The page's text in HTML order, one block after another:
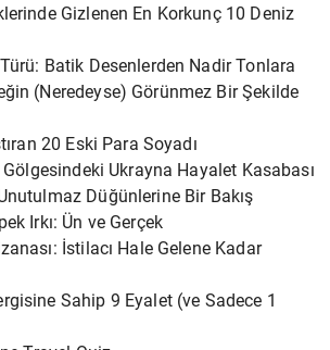
Gizlenen En Korkunç 10 Deniz
Batik Desenlerden Nadir Tonlara
(Neredeyse) Görünmez Bir Şekilde
20 Eski Para Soyadı
Ukrayna Hayalet Kasabası
Düğünlerine Bir Bakış
Irkı: Ün ve Gerçek
İstilacı Hale Gelene Kadar
Sahip 9 Eyalet (ve Sadece 1